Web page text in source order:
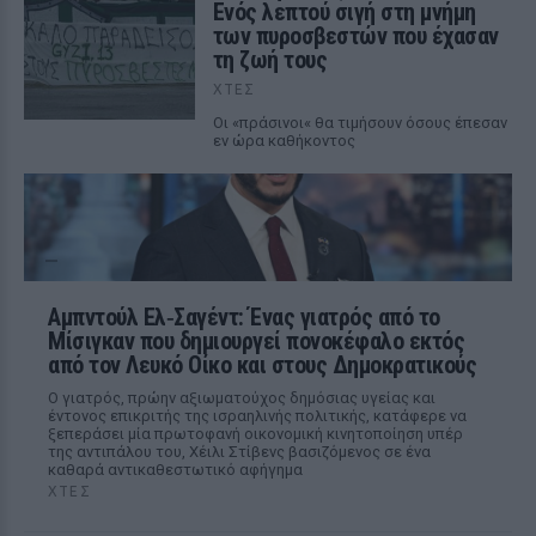
Ενός λεπτού σιγή στη μνήμη
των πυροσβεστών που έχασαν
τη ζωή τους
ΧΤΕΣ
Οι «πράσινοι« θα τιμήσουν όσους έπεσαν
εν ώρα καθήκοντος
Αμπντούλ Ελ‑Σαγέντ: Ένας γιατρός από το
Μίσιγκαν που δημιουργεί πονοκέφαλο εκτός
από τον Λευκό Οίκο και στους Δημοκρατικούς
Ο γιατρός, πρώην αξιωματούχος δημόσιας υγείας και
έντονος επικριτής της ισραηλινής πολιτικής, κατάφερε να
ξεπεράσει μία πρωτοφανή οικονομική κινητοποίηση υπέρ
της αντιπάλου του, Χέιλι Στίβενς βασιζόμενος σε ένα
καθαρά αντικαθεστωτικό αφήγημα
ΧΤΕΣ